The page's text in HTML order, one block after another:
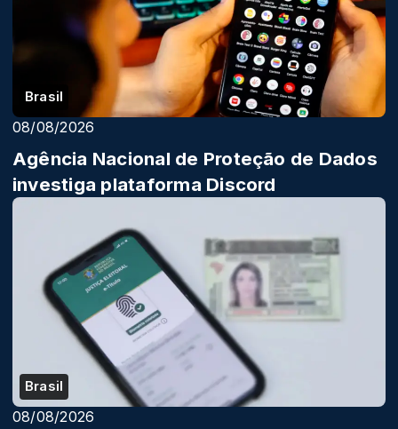
Brasil
08/08/2026
Agência Nacional de Proteção de Dados
investiga plataforma Discord
Brasil
08/08/2026